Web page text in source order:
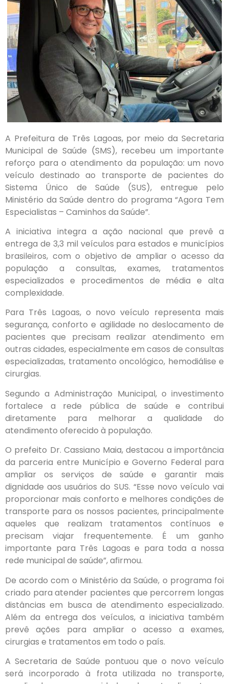
A Prefeitura de Três Lagoas, por meio da Secretaria
Municipal de Saúde (SMS), recebeu um importante
reforço para o atendimento da população: um novo
veículo destinado ao transporte de pacientes do
Sistema Único de Saúde (SUS), entregue pelo
Ministério da Saúde dentro do programa “Agora Tem
Especialistas – Caminhos da Saúde”.
A iniciativa integra a ação nacional que prevê a
entrega de 3,3 mil veículos para estados e municípios
brasileiros, com o objetivo de ampliar o acesso da
população a consultas, exames, tratamentos
especializados e procedimentos de média e alta
complexidade.
Para Três Lagoas, o novo veículo representa mais
segurança, conforto e agilidade no deslocamento de
pacientes que precisam realizar atendimento em
outras cidades, especialmente em casos de consultas
especializadas, tratamento oncológico, hemodiálise e
cirurgias.
Segundo a Administração Municipal, o investimento
fortalece a rede pública de saúde e contribui
diretamente para melhorar a qualidade do
atendimento oferecido à população.
O prefeito Dr. Cassiano Maia, destacou a importância
da parceria entre Município e Governo Federal para
ampliar os serviços de saúde e garantir mais
dignidade aos usuários do SUS. “Esse novo veículo vai
proporcionar mais conforto e melhores condições de
transporte para os nossos pacientes, principalmente
aqueles que realizam tratamentos contínuos e
precisam viajar frequentemente. É um ganho
importante para Três Lagoas e para toda a nossa
rede municipal de saúde”, afirmou.
De acordo com o Ministério da Saúde, o programa foi
criado para atender pacientes que percorrem longas
distâncias em busca de atendimento especializado.
Além da entrega dos veículos, a iniciativa também
prevê ações para ampliar o acesso a exames,
cirurgias e tratamentos em todo o país.
A Secretaria de Saúde pontuou que o novo veículo
será incorporado à frota utilizada no transporte,